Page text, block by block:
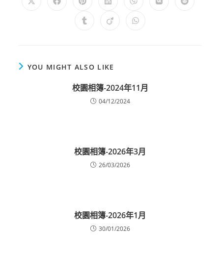
YOU MIGHT ALSO LIKE
校園相簿-2024年11月
04/12/2024
校園相簿-2026年3月
26/03/2026
校園相簿-2026年1月
30/01/2026